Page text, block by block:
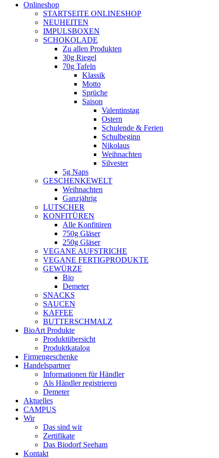
opensOnlineshop
STARTSEITE ONLINESHOP
NEUHEITEN
IMPULSBOXEN
SCHOKOLADE
Zu allen Produkten
30g Riegel
70g Tafeln
Klassik
Motto
Sprüche
Saison
Valentinstag
Ostern
Schulende & Ferien
Schulbeginn
Nikolaus
Weihnachten
Silvester
5g Naps
GESCHENKEWELT
Weihnachten
Ganzjährig
LUTSCHER
KONFITÜREN
Alle Konfitüren
750g Gläser
250g Gläser
VEGANE AUFSTRICHE
VEGANE FERTIGPRODUKTE
GEWÜRZE
Bio
Demeter
SNACKS
SAUCEN
KAFFEE
BUTTERSCHMALZ
BioArt Produkte
Produktübersicht
Produktkatalog
Firmengeschenke
Handelspartner
Informationen für Händler
Als Händler registrieren
Demeter
Aktuelles
CAMPUS
Wir
Das sind wir
Zertifikate
Das Biodorf Seeham
Kontakt